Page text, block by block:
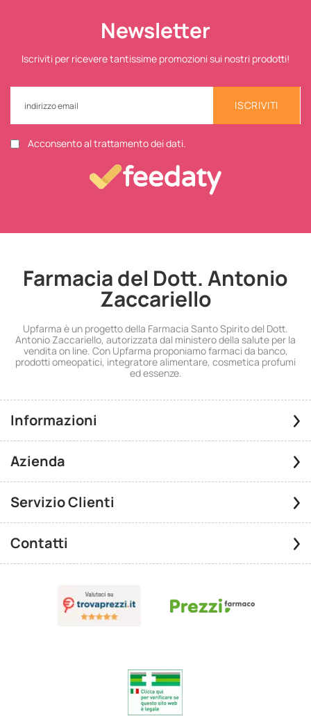
Newsletter
Iscriviti per ricevere tantissime promozioni sui nostri prodotti!
ISCRIVITI
Acconsento al trattamento dei dati.
Farmacia del Dott. Antonio
Zaccariello
Upfarma è un progetto della Farmacia Santo Spirito del Dott.
Antonio Zaccariello, autorizzata dal ministero della salute per la
vendita on line. Con Upfarma proponiamo farmaci da banco,
prodotti omeopatici, integratore alimentare, cosmetica profumi
ed essenze.
Informazioni
Azienda
Servizio Clienti
Contatti